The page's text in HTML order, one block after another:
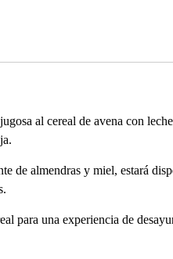
"" TO RECEIVE NOTIFICATIONS ABOUT
al cereal de avena con
de almendras y miel, estará
para una experiencia de